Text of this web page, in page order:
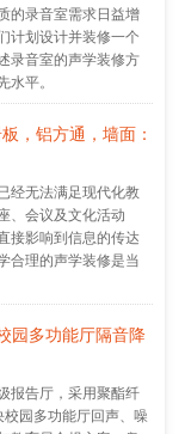
的录音室需求日益增
计划设计并装修一个
录音室的声学装修方
平。
，铝方通，墙面：
经无法满足现代化教
、会议及文化活动
接影响到信息的传达
合理的声学装修是当
园多功能厅隔音降
报告厅，采用聚酯纤
园多功能厅回声、噪